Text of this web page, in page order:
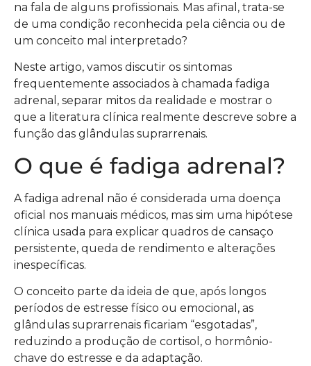
na fala de alguns profissionais. Mas afinal, trata-se
de uma condição reconhecida pela ciência ou de
um conceito mal interpretado?
Neste artigo, vamos discutir os sintomas
frequentemente associados à chamada fadiga
adrenal, separar mitos da realidade e mostrar o
que a literatura clínica realmente descreve sobre a
função das glândulas suprarrenais.
O que é fadiga adrenal?
A fadiga adrenal não é considerada uma doença
oficial nos manuais médicos, mas sim uma hipótese
clínica usada para explicar quadros de cansaço
persistente, queda de rendimento e alterações
inespecíficas.
O conceito parte da ideia de que, após longos
períodos de estresse físico ou emocional, as
glândulas suprarrenais ficariam “esgotadas”,
reduzindo a produção de cortisol, o hormônio-
chave do estresse e da adaptação.